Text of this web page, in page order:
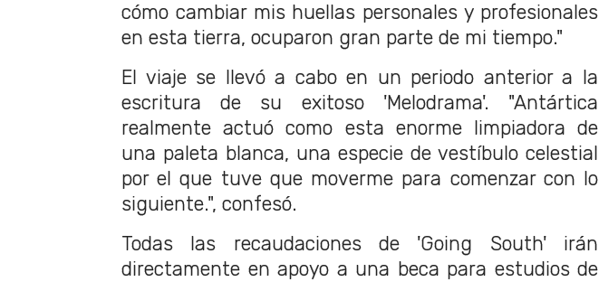
cómo cambiar mis huellas personales y profesionales
en esta tierra, ocuparon gran parte de mi tiempo."
El viaje se llevó a cabo en un periodo anterior a la
escritura de su exitoso 'Melodrama'. "Antártica
realmente actuó como esta enorme limpiadora de
una paleta blanca, una especie de vestíbulo celestial
por el que tuve que moverme para comenzar con lo
siguiente.", confesó.
Todas las recaudaciones de 'Going South' irán
directamente en apoyo a una beca para estudios de